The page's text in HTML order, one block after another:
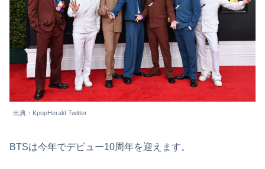
出典：KpopHerald Twitter
BTSは今年でデビュー10周年を迎えます。